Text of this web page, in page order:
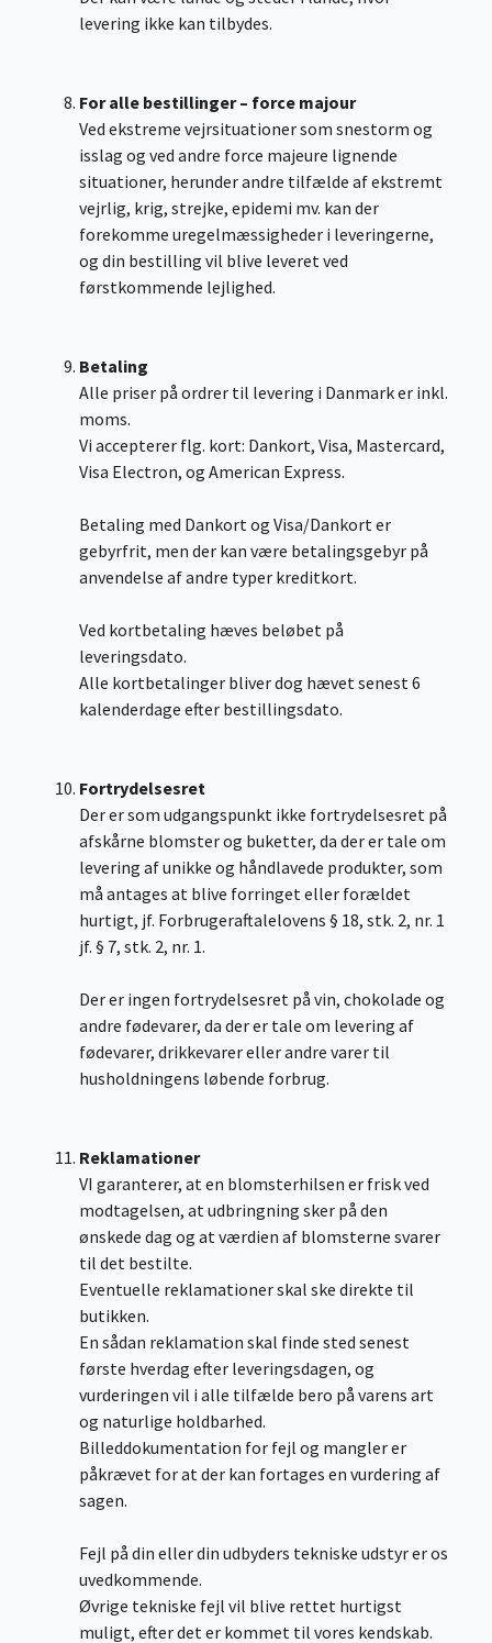
levering ikke kan tilbydes.
For alle bestillinger – force majour
Ved ekstreme vejrsituationer som snestorm og
isslag og ved andre force majeure lignende
situationer, herunder andre tilfælde af ekstremt
vejrlig, krig, strejke, epidemi mv. kan der
forekomme uregelmæssigheder i leveringerne,
og din bestilling vil blive leveret ved
førstkommende lejlighed.
Betaling
Alle priser på ordrer til levering i Danmark er inkl.
moms.
Vi accepterer flg. kort: Dankort, Visa, Mastercard,
Visa Electron, og American Express.
Betaling med Dankort og Visa/Dankort er
gebyrfrit, men der kan være betalingsgebyr på
anvendelse af andre typer kreditkort.
Ved kortbetaling hæves beløbet på
leveringsdato.
Alle kortbetalinger bliver dog hævet senest 6
kalenderdage efter bestillingsdato.
Fortrydelsesret
Der er som udgangspunkt ikke fortrydelsesret på
afskårne blomster og buketter, da der er tale om
levering af unikke og håndlavede produkter, som
må antages at blive forringet eller forældet
hurtigt, jf. Forbrugeraftalelovens § 18, stk. 2, nr. 1
jf. § 7, stk. 2, nr. 1.
Der er ingen fortrydelsesret på vin, chokolade og
andre fødevarer, da der er tale om levering af
fødevarer, drikkevarer eller andre varer til
husholdningens løbende forbrug.
Reklamationer
VI garanterer, at en blomsterhilsen er frisk ved
modtagelsen, at udbringning sker på den
ønskede dag og at værdien af blomsterne svarer
til det bestilte.
Eventuelle reklamationer skal ske direkte til
butikken.
En sådan reklamation skal finde sted senest
første hverdag efter leveringsdagen, og
vurderingen vil i alle tilfælde bero på varens art
og naturlige holdbarhed.
Billeddokumentation for fejl og mangler er
påkrævet for at der kan fortages en vurdering af
sagen.
Fejl på din eller din udbyders tekniske udstyr er os
uvedkommende.
Øvrige tekniske fejl vil blive rettet hurtigst
muligt, efter det er kommet til vores kendskab.